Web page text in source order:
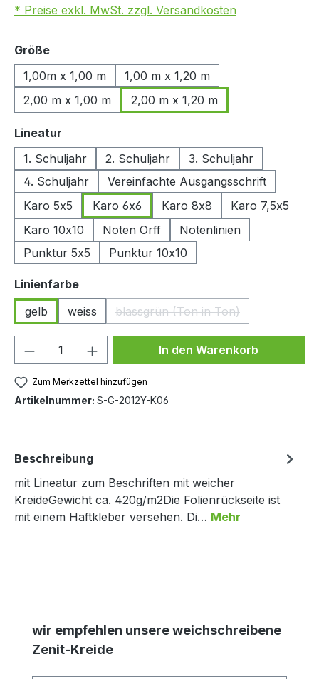
* Preise exkl. MwSt. zzgl. Versandkosten
Größeauswählen
1,00m x 1,00 m
1,00 m x 1,20 m
2,00 m x 1,00 m
2,00 m x 1,20 m
Lineatur
1. Schuljahr
2. Schuljahr
3. Schuljahr
4. Schuljahr
Vereinfachte Ausgangsschrift
Karo 5x5
Karo 6x6 Karo 8x8
Karo 7,5x5
Karo 10x10
Noten Orff
Notenlinien
Punktur 5x5
Punktur 10x10
Linienfarbeauswählen
gelb
weiss blassgrün (Ton in Ton)
(Diese Option ist zurzeit
Produkt Anzahl: Gib denIn den Warenkorb
Zum Merkzettel hinzufügen
Artikelnummer: S-G-2012Y-K06
Beschreibung
mit Lineatur zum Beschriften mit weicher
KreideGewicht ca. 420g/m2Die Folienrückseite ist
mit einem Haftkleber versehen. Di… Mehr
Produktgalerie überspringen
wir empfehlen unsere weichschreibene
Zenit-Kreide